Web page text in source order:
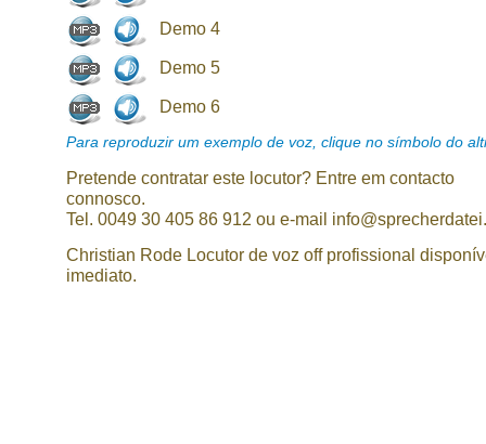
Demo 4
Demo 5
Demo 6
Para reproduzir um exemplo de voz, clique no símbolo do
Pretende contratar este locutor? Entre em contacto
connosco.
Tel. 0049 30 405 86 912 ou e-mail
Christian Rode Locutor de voz off profissional
imediato.